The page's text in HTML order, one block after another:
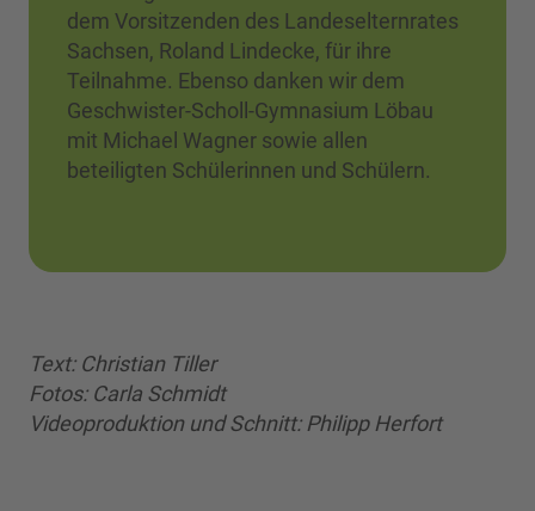
dem Vorsitzenden des Landeselternrates
Sachsen, Roland Lindecke, für ihre
Teilnahme. Ebenso danken wir dem
Geschwister-Scholl-Gymnasium Löbau
mit Michael Wagner sowie allen
beteiligten Schülerinnen und Schülern.
Text: Christian Tiller
Fotos: Carla Schmidt
Videoproduktion und Schnitt: Philipp Herfort